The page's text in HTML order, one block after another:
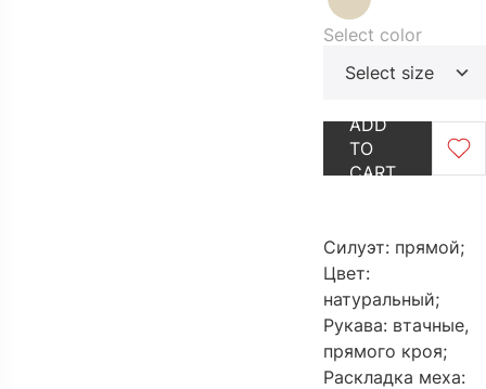
GO TO
Select color
Select size
ADD
TO
CART
Силуэт: прямой;
Цвет:
натуральный;
Рукава: втачные,
прямого кроя;
Раскладка меха: